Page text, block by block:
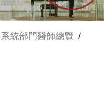
統部門醫師總覽 /